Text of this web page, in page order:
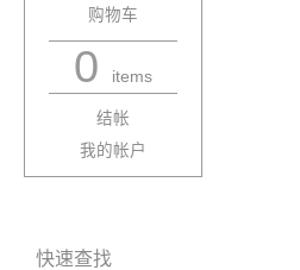
购物车
0 items
结帐
我的帐户
快速查找